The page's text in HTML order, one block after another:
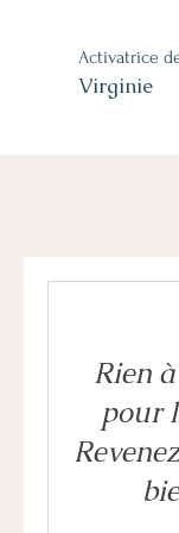
Activatrice
Virginie
Rien
pour